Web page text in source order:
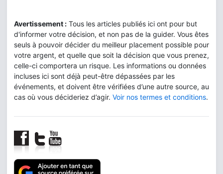
Avertissement : Tous les articles publiés ici ont pour but
d'informer votre décision, et non pas de la guider. Vous êtes
seuls à pouvoir décider du meilleur placement possible pour
votre argent, et quelle que soit la décision que vous prenez,
celle-ci comportera un risque. Les informations ou données
incluses ici sont déjà peut-être dépassées par les
événements, et doivent être vérifiées d’une autre source, au
cas où vous décideriez d’agir. Voir nos termes et conditions.